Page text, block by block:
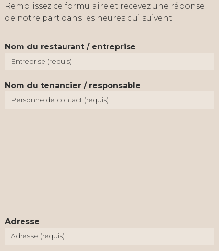
Remplissez ce formulaire et recevez une réponse
de notre part dans les heures qui suivent.
Nom du restaurant / entreprise
Nom du tenancier / responsable
Adresse